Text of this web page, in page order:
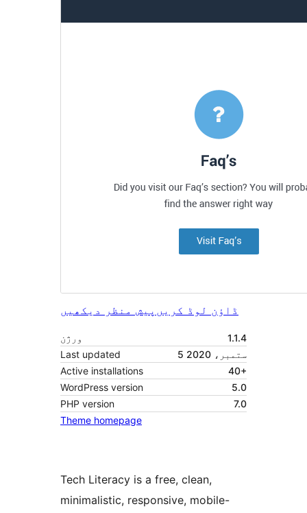
پیش منظر دیکھیں ڈاؤن لوڈ کریں
ورژن
1.1.4
Last updated
5 ستمبر، 2020
Active installations
40+
WordPress version
5.0
PHP version
7.0
Theme homepage
Tech Literacy is a free, clean,
minimalistic, responsive, mobile-